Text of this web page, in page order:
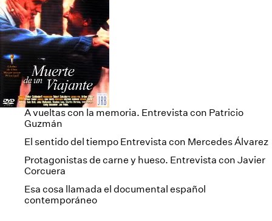
A vueltas con la memoria. Entrevista con Patricio
Guzmán
El sentido del tiempo Entrevista con Mercedes Álvarez
Protagonistas de carne y hueso. Entrevista con Javier
Corcuera
Esa cosa llamada el documental español
contemporáneo